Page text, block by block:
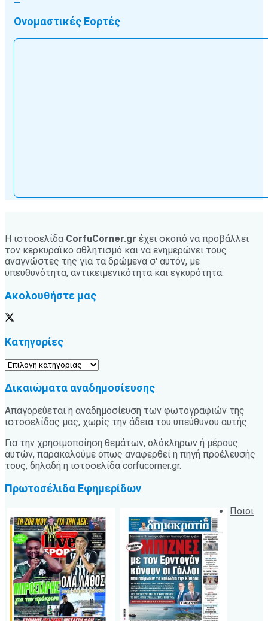
Ονομαστικές Εορτές
Η ιστοσελίδα CorfuCorner.gr έχει σκοπό να προβάλλει
τον κερκυραϊκό αθλητισμό και να ενημερώνει τους
αναγνώστες της για τα δρώμενα σ' αυτόν, με
υπευθυνότητα, αντικειμενικότητα και εγκυρότητα.
Ακολουθήστε μας
Κατηγορίες
Κατηγορίες
Δικαιώματα αναδημοσίευσης
Απαγορεύεται η αναδημοσίευση των φωτογραφιών της
ιστοσελίδας μας, χωρίς την άδεια του υπεύθυνου αυτής.
Για την χρησιμοποίηση θεμάτων, ολόκληρων ή μέρους
αυτών, παρακαλούμε όπως αναφερθεί η πηγή προέλευσής
τους, δηλαδή η ιστοσελίδα corfucorner.gr.
Πρωτοσέλιδα Εφημερίδων
Ποιοι